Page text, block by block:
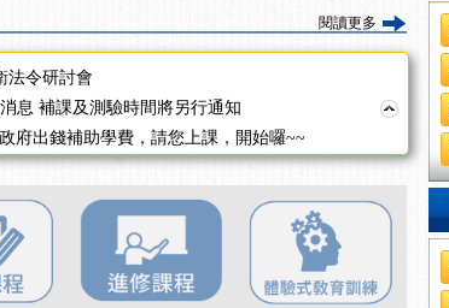
閱讀更多
業主管」及「潛水作業主管」安全衛生教育訓練之結
法令研討會
息 補課及測驗時間將另行通知
府出錢補助學費，請您上課，開始囉~~
息 補課及測驗時間將另行通知
判斷正確性！